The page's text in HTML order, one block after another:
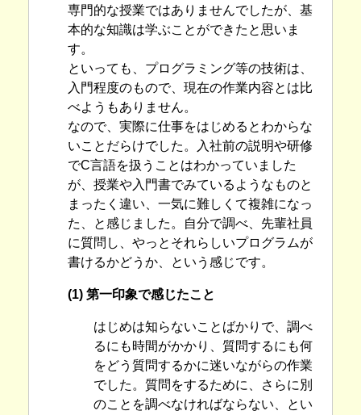
専門的な授業ではありませんでしたが、基
本的な知識は学ぶことができたと思いま
す。
といっても、プログラミング等の技術は、
入門程度のもので、現在の作業内容とは比
べようもありません。
なので、実際に仕事をはじめるとわからな
いことだらけでした。入社前の説明や研修
でC言語を扱うことはわかっていました
が、授業や入門書でみているようなものと
まったく違い、一気に難しくて複雑になっ
た、と感じました。自分で調べ、先輩社員
に質問し、やっとそれらしいプログラムが
書けるかどうか、という感じです。
(1) 第一印象で感じたこと
はじめは知らないことばかりで、調べ
るにも時間がかかり、質問するにも何
をどう質問するかに迷いながらの作業
でした。質問をするために、さらに別
のことを調べなければならない、とい